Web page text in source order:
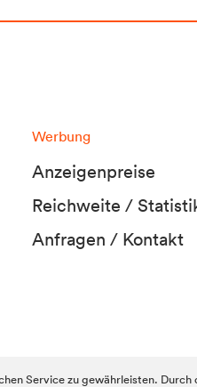
Werbung
Anzeigenpreise
Reichweite /
Anfragen / Kontakt
Service zu gewährleisten.